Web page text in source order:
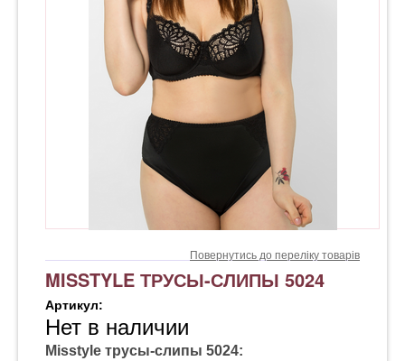
Повернутись до переліку товарів
MISSTYLE ТРУСЫ-СЛИПЫ 5024
Артикул:
Нет в наличии
Misstyle трусы-слипы 5024: